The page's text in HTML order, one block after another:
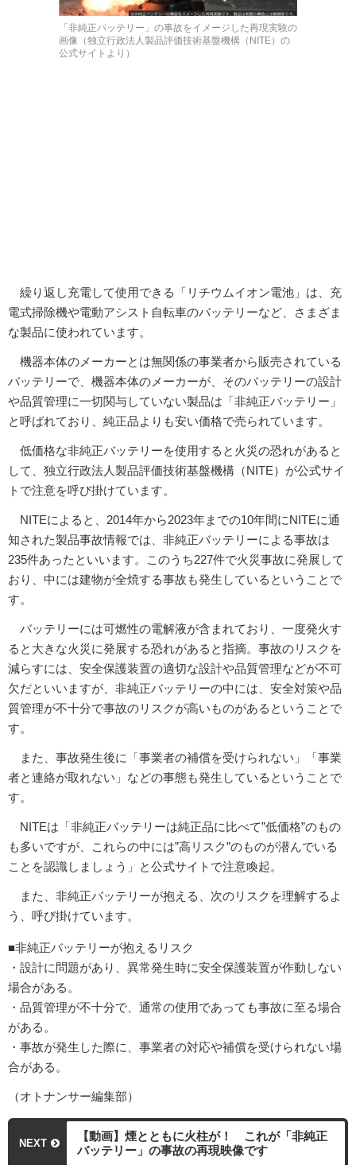
「非純正バッテリー」の事故をイメージした再現実験の
画像（独立行政法人製品評価技術基盤機構（NITE）の
公式サイトより）
繰り返し充電して使用できる「リチウムイオン電池」は、充
電式掃除機や電動アシスト自転車のバッテリーなど、さまざま
な製品に使われています。
機器本体のメーカーとは無関係の事業者から販売されている
バッテリーで、機器本体のメーカーが、そのバッテリーの設計
や品質管理に一切関与していない製品は「非純正バッテリー」
と呼ばれており、純正品よりも安い価格で売られています。
低価格な非純正バッテリーを使用すると火災の恐れがあると
して、独立行政法人製品評価技術基盤機構（NITE）が公式サイ
トで注意を呼び掛けています。
NITEによると、2014年から2023年までの10年間にNITEに通
知された製品事故情報では、非純正バッテリーによる事故は
235件あったといいます。このうち227件で火災事故に発展して
おり、中には建物が全焼する事故も発生しているということで
す。
バッテリーには可燃性の電解液が含まれており、一度発火す
ると大きな火災に発展する恐れがあると指摘。事故のリスクを
減らすには、安全保護装置の適切な設計や品質管理などが不可
欠だといいますが、非純正バッテリーの中には、安全対策や品
質管理が不十分で事故のリスクが高いものがあるということで
す。
また、事故発生後に「事業者の補償を受けられない」「事業
者と連絡が取れない」などの事態も発生しているということで
す。
NITEは「非純正バッテリーは純正品に比べて”低価格”のもの
も多いですが、これらの中には”高リスク”のものが潜んでいる
ことを認識しましょう」と公式サイトで注意喚起。
また、非純正バッテリーが抱える、次のリスクを理解するよ
う、呼び掛けています。
■非純正バッテリーが抱えるリスク
・設計に問題があり、異常発生時に安全保護装置が作動しない
場合がある。
・品質管理が不十分で、通常の使用であっても事故に至る場合
がある。
・事故が発生した際に、事業者の対応や補償を受けられない場
合がある。
（オトナンサー編集部）
NEXT
【動画】煙とともに火柱が！ これが「非純正
バッテリー」の事故の再現映像です